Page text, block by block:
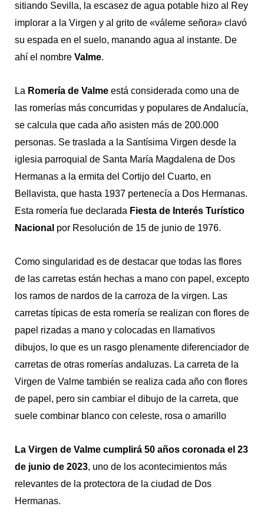
sitiando Sevilla, la escasez de agua potable hizo al Rey
implorar a la Virgen y al grito de «váleme señora» clavó
su espada en el suelo, manando agua al instante. De
ahí el nombre Valme.
La Romería de Valme está considerada como una de
las romerías más concurridas y populares de Andalucía,
se calcula que cada año asisten más de 200.000
personas. Se traslada a la Santísima Virgen desde la
iglesia parroquial de Santa María Magdalena de Dos
Hermanas a la ermita del Cortijo del Cuarto, en
Bellavista, que hasta 1937 pertenecía a Dos Hermanas.
Esta romería fue declarada Fiesta de Interés Turístico
Nacional por Resolución de 15 de junio de 1976.
Como singularidad es de destacar que todas las flores
de las carretas están hechas a mano con papel, excepto
los ramos de nardos de la carroza de la virgen. Las
carretas típicas de esta romería se realizan con flores de
papel rizadas a mano y colocadas en llamativos
dibujos, lo que es un rasgo plenamente diferenciador de
carretas de otras romerías andaluzas. La carreta de la
Virgen de Valme también se realiza cada año con flores
de papel, pero sin cambiar el dibujo de la carreta, que
suele combinar blanco con celeste, rosa o amarillo
La Virgen de Valme cumplirá 50 años coronada el 23
de junio de 2023, uno de los acontecimientos más
relevantes de la protectora de la ciudad de Dos
Hermanas.